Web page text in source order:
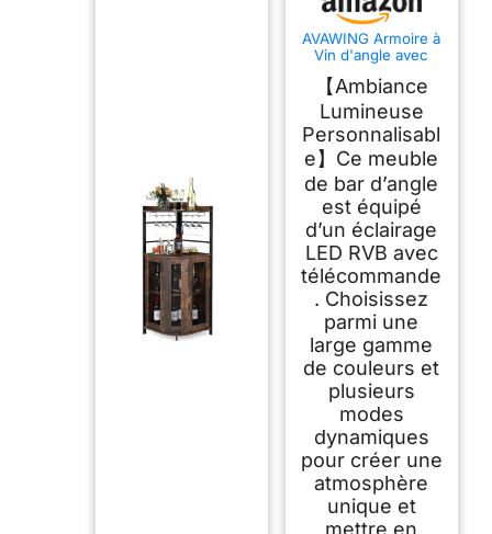
AVAWING Armoire à
Vin d'angle avec
Niveaux Brun
Rustique
【Ambiance
Lumineuse
Personnalisabl
e】Ce meuble
de bar d’angle
est équipé
d’un éclairage
LED RVB avec
télécommande
. Choisissez
parmi une
large gamme
de couleurs et
plusieurs
modes
dynamiques
pour créer une
atmosphère
unique et
mettre en